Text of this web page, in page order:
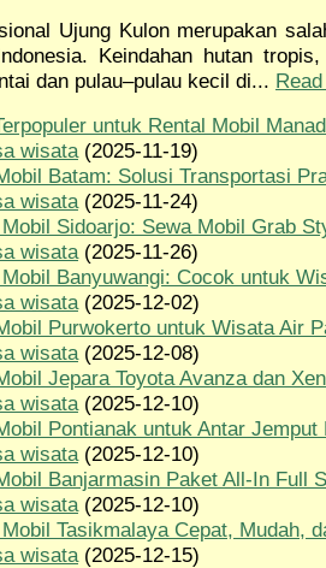
Ujung Kulon merupakan
Keindahan hutan
dan pulau–pulau kecil di...
untuk Rental Mobil
wisata (2025-11-19)
Batam: Solusi Transportasi
wisata (2025-11-24)
Sidoarjo: Sewa Mobil Grab
wisata (2025-11-26)
Banyuwangi: Cocok untuk
wisata (2025-12-02)
Purwokerto untuk Wisata Air
wisata (2025-12-08)
Jepara Toyota Avanza dan
wisata (2025-12-10)
Pontianak untuk Antar Jemput
wisata (2025-12-10)
Banjarmasin Paket All-In Full
wisata (2025-12-10)
Tasikmalaya Cepat, Mudah,
wisata (2025-12-15)